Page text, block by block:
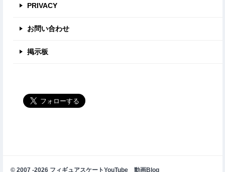
PRIVACY
お問い合わせ
掲示板
© 2007 -2026 フィギュアスケートYouTube 動画Blog